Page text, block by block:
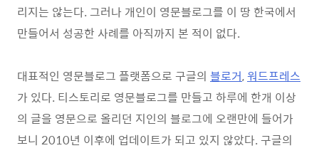
리지는 않는다. 그러나 개인이 영문블로그를 이 땅 한국에서
만들어서 성공한 사례를 아직까지 본 적이 없다.
대표적인 영문블로그 플랫폼으로 구글의 블로거,워드프레스
가 있다. 티스토리로 영문블로그를 만들고 하루에 한개 이상
의 글을 영문으로 올리던 지인의 블로그에 오랜만에 들어가
보니 2010년 이후에 업데이트가 되고 있지 않았다. 구글의